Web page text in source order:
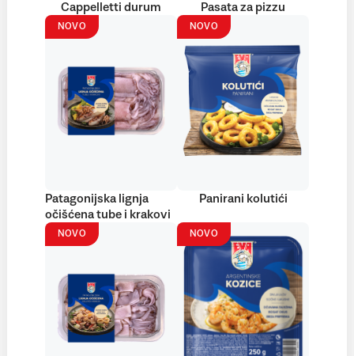
Cappelletti durum Pasata za pizzu
NOVO
Patagonijska lignja
očišćena tube i krakovi
NOVO
Panirani kolutići
NOVO NOVO